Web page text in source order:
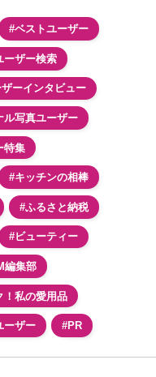
#ベストユーザー
ーザー検索
ーインタビュー
ル写真ユーザー
特集
#キッチンの相棒
#ふるさと納税
#ビューティー
編集部
！私の愛用品
ーザー #PR